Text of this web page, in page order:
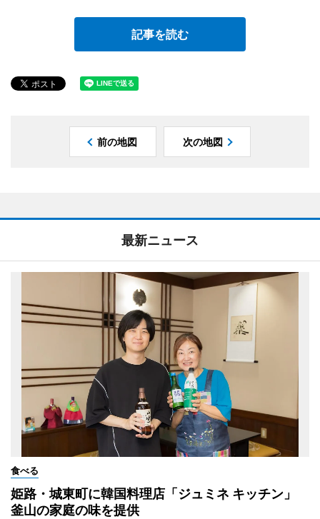
記事を読む
前の地図 次の地図
最新ニュース
食べる
姫路・城東町に韓国料理店「ジュミネ キッチン」
釜山の家庭の味を提供